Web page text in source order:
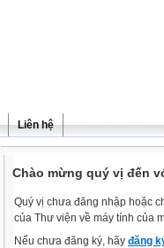
Liên hệ
Chào mừng quý vị đến
Quý vị chưa đăng nhập hoặc
của Thư viện về máy tính của
Nếu chưa đăng ký, hãy đăng